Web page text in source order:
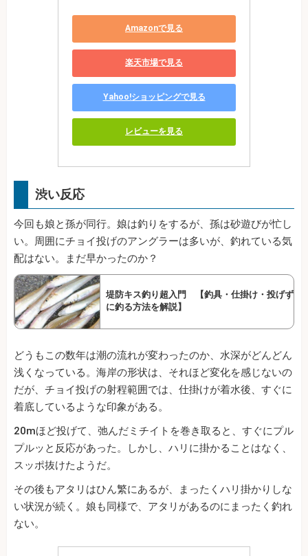
Amazonで見る
楽天市場で見る
Yahoo!ショッピングで見る
レビューを見る
渋い反応
今回も娘と孫が同行。娘は釣りをするが、孫は砂遊びが忙し
い。周囲にチョイ投げのアングラーは多いが、釣れている気
配はない。まだ早かったのか？
堤防キス釣り超入門 【釣具・仕掛け・投げず
に釣る方法を解説】
どうもこの数年は潮の流れが変わったのか、水深がどんどん
浅くなっている。海岸の形状は、それほど変化を感じないの
だが、チョイ投げの射程範囲では、仕掛けが着水後、すぐに
着底しているような印象がある。
20mほど投げて、弛んだミチイトを巻き取ると、すぐにプル
プルッと反応があった。しかし、ハリに掛かることはなく、
スッポ抜けたようだ。
その後もアタリはひん繁にあるが、まったくハリ掛かりしな
い状況が続く。娘も同様で、アタリがあるのにまったく釣れ
ない。